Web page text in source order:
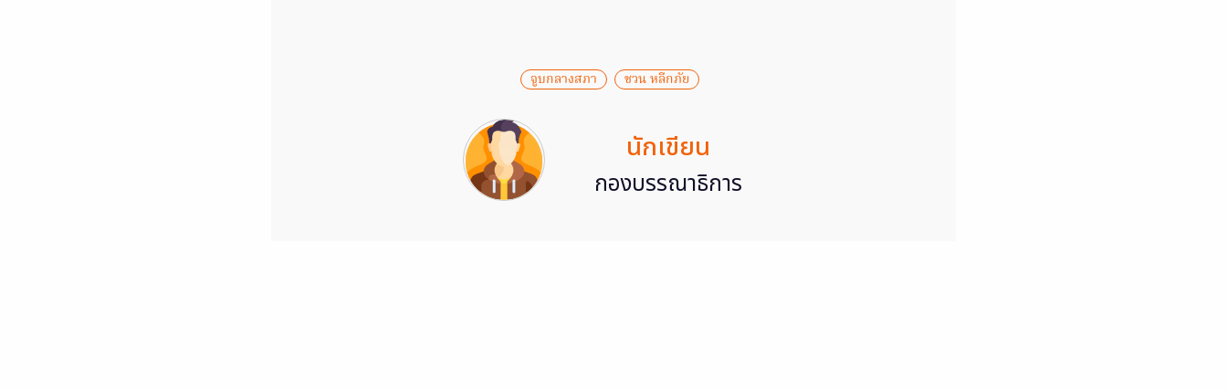
จูบกลางสภา ชวน หลีกภัย
นักเขียน
กองบรรณาธิการ